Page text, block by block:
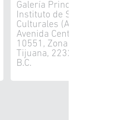
Galería Principal del
Instituto de Servicios
Culturales (Antes ICBC)
Avenida Centenario no.
10551, Zona Urbana Rio
Tijuana, 22320 Tijuana,
B.C.